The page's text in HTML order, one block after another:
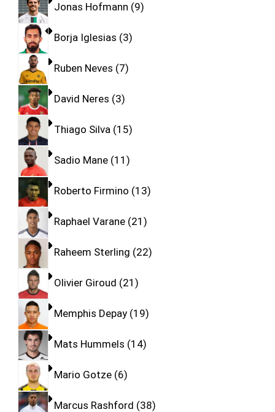
Jonas Hofmann 9
Borja Iglesias 3
Ruben Neves 7
David Neres 3
Thiago Silva 15
Sadio Mane 11
Roberto Firmino 13
Raphael Varane 21
Raheem Sterling 22
Olivier Giroud 21
Memphis Depay 19
Mats Hummels 14
Mario Gotze 6
Marcus Rashford 38